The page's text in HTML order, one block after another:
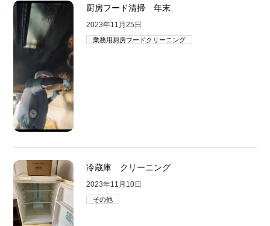
厨房フード清掃 年末
2023年11月25日
業務用厨房フードクリーニング
冷蔵庫 クリーニング
2023年11月10日
その他